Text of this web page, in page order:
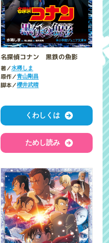
名探偵コナン 黒鉄の魚影
著／水稀しま
原作／青山剛昌
脚本／櫻井武晴
くわしくは
ためし読み